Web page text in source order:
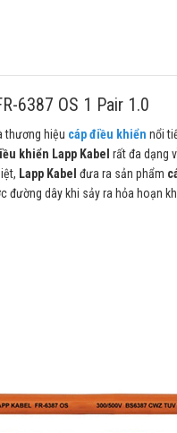
6387 OS 1 Pair 1.0
thương hiệu cáp điều khiển nổi
khiển Lapp Kabel rất đa dạng
Lapp Kabel đưa ra sản phẩm
dây khi sảy ra hỏa hoạn